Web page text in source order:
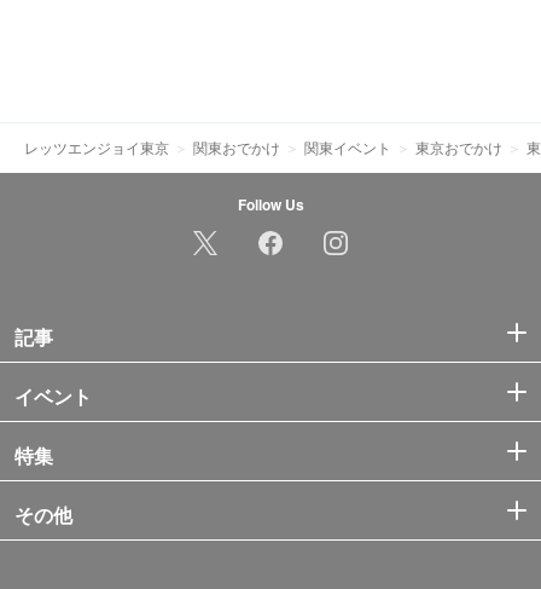
レッツエンジョイ東京 関東おでかけ 関東イベント 東京おでかけ
Follow Us
記事
イベント
特集
その他